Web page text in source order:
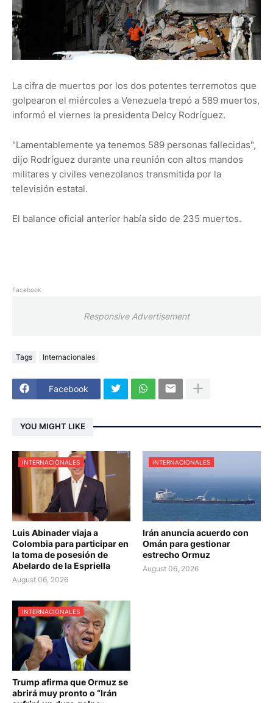
La cifra de muertos por los dos potentes terremotos que
golpearon el miércoles a Venezuela trepó a 589 muertos,
informó el viernes la presidenta Delcy Rodríguez.
"Lamentablemente ya tenemos 589 personas fallecidas",
dijo Rodríguez durante una reunión con altos mandos
militares y civiles venezolanos transmitida por la
televisión estatal.
El balance oficial anterior había sido de 235 muertos.
Facebook
Responsive Advertisement
Tags Internacionales
Facebook
YOU MIGHT LIKE
INTERNACIONALES
Luis Abinader viaja a
Colombia para participar en
la toma de posesión de
Abelardo de la Espriella
August 06, 2026
INTERNACIONALES
Irán anuncia acuerdo con
Omán para gestionar
estrecho Ormuz
August 06, 2026
INTERNACIONALES
Trump afirma que Ormuz se
abrirá muy pronto o “Irán